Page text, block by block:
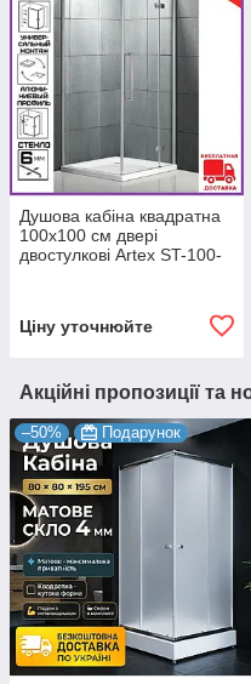
Душова кабіна квадратна
100х100 см двері
двостулкові Artex ST-100-
Ціну уточнюйте
Акційні пропозиції та
–50% Подарунок